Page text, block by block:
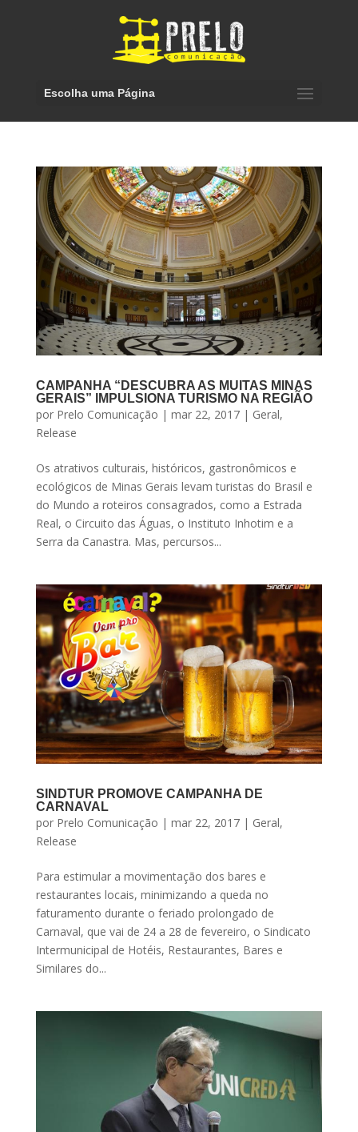
Escolha uma Página
CAMPANHA “DESCUBRA AS MUITAS MINAS
GERAIS” IMPULSIONA TURISMO NA REGIÃO
por Prelo Comunicação | mar 22, 2017| Geral,
Release
Os atrativos culturais, históricos, gastronômicos e
ecológicos de Minas Gerais levam turistas do Brasil e
do Mundo a roteiros consagrados, como a Estrada
Real, o Circuito das Águas, o Instituto Inhotim e a
Serra da Canastra. Mas, percursos...
SINDTUR PROMOVE CAMPANHA DE
CARNAVAL
por Prelo Comunicação | mar 22, 2017| Geral,
Release
Para estimular a movimentação dos bares e
restaurantes locais, minimizando a queda no
faturamento durante o feriado prolongado de
Carnaval, que vai de 24 a 28 de fevereiro, o Sindicato
Intermunicipal de Hotéis, Restaurantes, Bares e
Similares do...